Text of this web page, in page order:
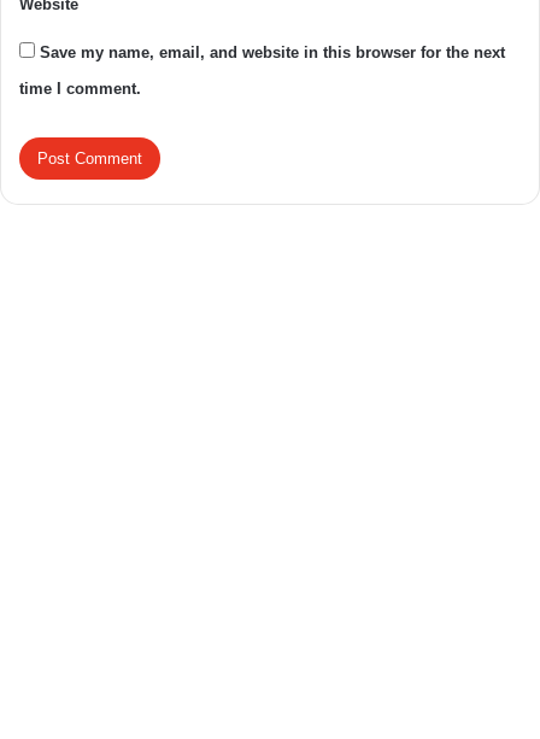
Website
Save my name, email, and website in this browser for the next
time I comment.